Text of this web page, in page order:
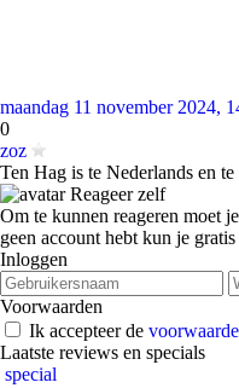
maandag 11 november 2024,
0
zoz
Ten Hag is te Nederlands en
Reageer zelf
Om te kunnen reageren moet
geen account hebt kun je gratis
Inloggen
Voorwaarden
Ik accepteer de
Laatste reviews en specials
special